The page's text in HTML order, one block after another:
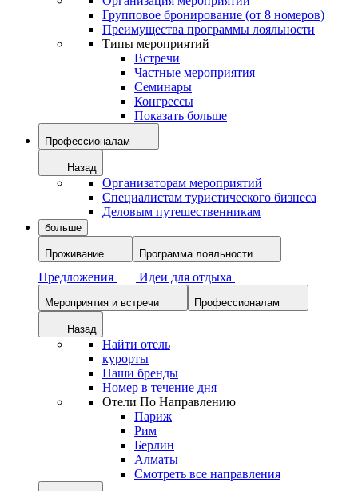
Групповое бронирование (от 8 номеров)
Преимущества программы лояльности
Типы мероприятий
Встречи
Частные мероприятия
Семинары
Конгрессы
Показать больше
Профессионалам
Назад
Организаторам мероприятий
Специалистам туристического бизнеса
Деловым путешественникам
больше
Проживание Программа лояльности
Предложения Идеи для отдыха
Мероприятия и встречи Профессионалам
Назад
Найти отель
курорты
Наши бренды
Номер в течение дня
Отели По Направлению
Париж
Рим
Берлин
Алматы
Смотреть все направления